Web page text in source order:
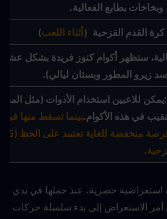
بطابع الفعالية.
القدم القزحية（أثناء اللعب)
ستظهر أكوام كنوز
زيرو المطور وبستان ليالي).
في هذه الأكوام.